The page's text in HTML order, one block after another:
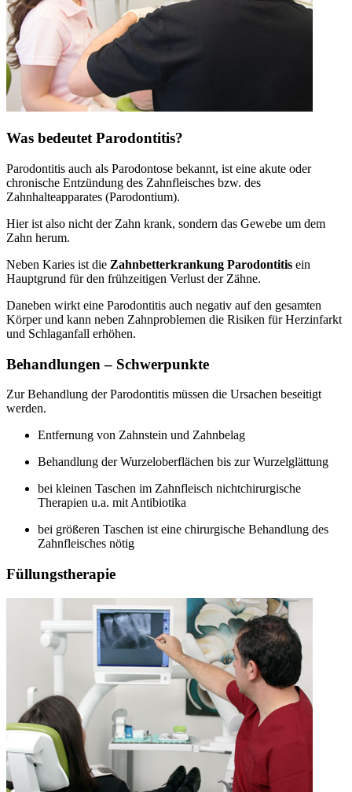
Was bedeutet Parodontitis?
Parodontitis auch als Parodontose bekannt, ist eine akute oder
chronische Entzündung des Zahnfleisches bzw. des
Zahnhalteapparates (Parodontium).
Hier ist also nicht der Zahn krank, sondern das Gewebe um dem
Zahn herum.
Neben Karies ist die Zahnbetterkrankung Parodontitis ein
Hauptgrund für den frühzeitigen Verlust der Zähne.
Daneben wirkt eine Parodontitis auch negativ auf den gesamten
Körper und kann neben Zahnproblemen die Risiken für Herzinfarkt
und Schlaganfall erhöhen.
Behandlungen – Schwerpunkte
Zur Behandlung der Parodontitis müssen die Ursachen beseitigt
werden.
Entfernung von Zahnstein und Zahnbelag
Behandlung der Wurzeloberflächen bis zur Wurzelglättung
bei kleinen Taschen im Zahnfleisch nichtchirurgische
Therapien u.a. mit Antibiotika
bei größeren Taschen ist eine chirurgische Behandlung des
Zahnfleisches nötig
Füllungstherapie